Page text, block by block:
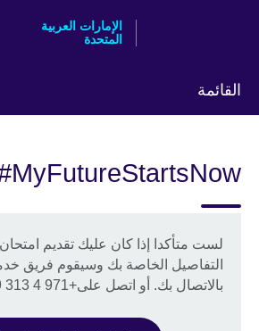
الإمارات العربية
المتحدة
القائمة
MyFutureStartsNow#
التفاصيل الخاصة بك وسيقوم فريق
بالاتصال بك. أو اتصل على+971 4 313 5519